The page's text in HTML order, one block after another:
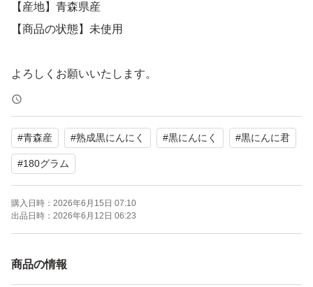
【産地】青森県産
【商品の状態】未使用
よろしくお願いいたします。
#青森産 #熟成黒にんにく #黒にんにく #黒にんに君
#180グラム
購入日時： 2026年6月15日 07:10
出品日時： 2026年6月12日 06:23
商品の情報